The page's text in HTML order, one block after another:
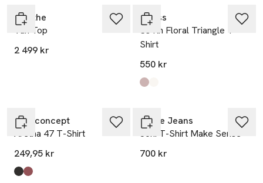
Munthe
Vun Top
2 499 kr
Guess
Ss Rn Floral Triangle T-
Shirt
550 kr
Produkten finns i färgerna:
Low Key Pink
Pure White
Soyaconcept
Aretha 47 T-Shirt
249,95 kr
Produkten finns i färgerna:
Black Combi
Oxblood Red Combi
Nudie Jeans
Joni T-Shirt Make Sense
700 kr